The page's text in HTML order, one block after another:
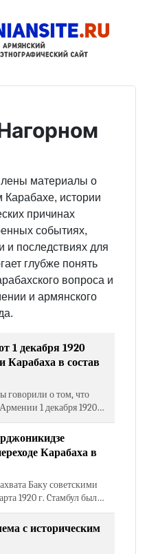
материалы о
истории
причинах
событиях,
и последствиях для
глубже понять
вопроса и
и армянского
1 декабря 1920
Карабаха в состав
говорили о том, что
1 декабря 1920
что
от спорных
Карабаха в
Баку советскими
1920 г. Cтамбул был
а управление
верховным
с историческим